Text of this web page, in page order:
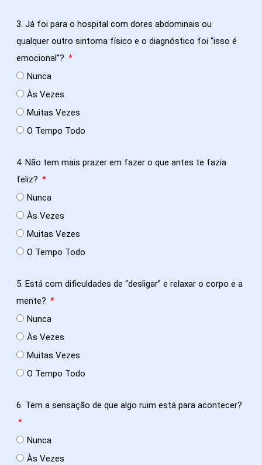
3. Já foi para o hospital com dores abdominais ou
qualquer outro sintoma físico e o diagnóstico foi “isso é
emocional”?
Nunca
Às Vezes
Muitas Vezes
O Tempo Todo
4. Não tem mais prazer em fazer o que antes te fazia
feliz?
Nunca
Às Vezes
Muitas Vezes
O Tempo Todo
5. Está com dificuldades de “desligar” e relaxar o corpo e a
mente?
Nunca
Às Vezes
Muitas Vezes
O Tempo Todo
6. Tem a sensação de que algo ruim está para acontecer?
Nunca
Às Vezes